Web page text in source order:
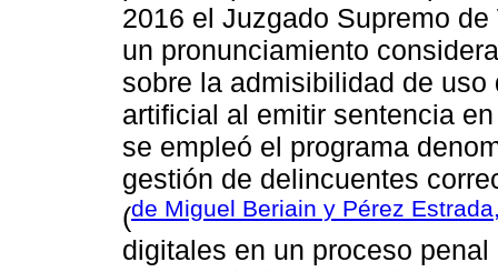
2016 el Juzgado Supremo
un pronunciamiento
sobre la admisibilidad de
artificial al emitir sentencia
se empleó el programa
gestión de delincuentes
(de Miguel Beriain y Pérez
digitales en un proceso